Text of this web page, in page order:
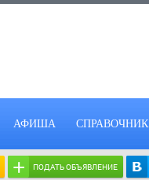
АФИША СПРАВОЧНИК
+ ПОДАТЬ ОБЪЯВЛЕНИЕ